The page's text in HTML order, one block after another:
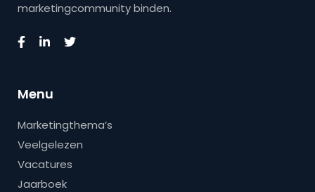
marketingcommunity binden.
Menu
Marketingthema’s
Veelgelezen
Vacatures
Jaarboek